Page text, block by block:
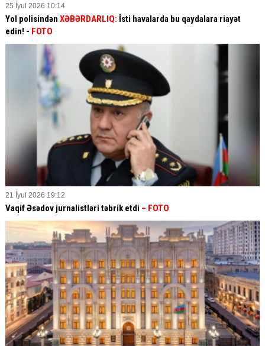
25 İyul 2026 10:14
Yol polisindən XƏBƏRDARLIQ: İsti havalarda bu qaydalara riayət
edin! - FOTO
21 İyul 2026 19:12
Vaqif Əsədov jurnalistləri təbrik etdi – FOTO